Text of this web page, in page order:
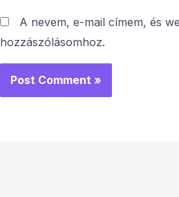
A nevem, e-mail címem, és
hozzászólásomhoz.